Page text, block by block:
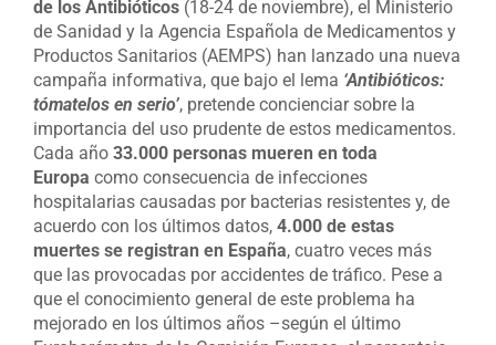
de los Antibióticos (18-24 de noviembre), el Ministerio
de Sanidad y la Agencia Española de Medicamentos y
Productos Sanitarios (AEMPS) han lanzado una nueva
campaña informativa, que bajo el lema ‘Antibióticos:
tómatelos en serio’, pretende concienciar sobre la
importancia del uso prudente de estos medicamentos.
Cada año 33.000 personas mueren en toda
Europa como consecuencia de infecciones
hospitalarias causadas por bacterias resistentes y, de
acuerdo con los últimos datos, 4.000 de estas
muertes se registran en España, cuatro veces más
que las provocadas por accidentes de tráfico. Pese a
que el conocimiento general de este problema ha
mejorado en los últimos años –según el último